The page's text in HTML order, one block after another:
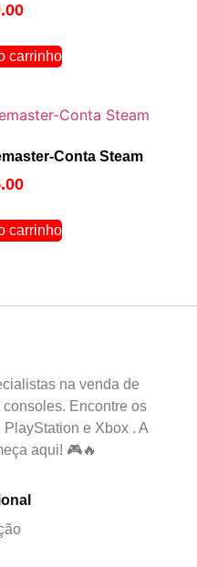
carrinho
Conta Steam
carrinho
na venda de
Encontre os
e Xbox . A
aqui! 🎮🔥